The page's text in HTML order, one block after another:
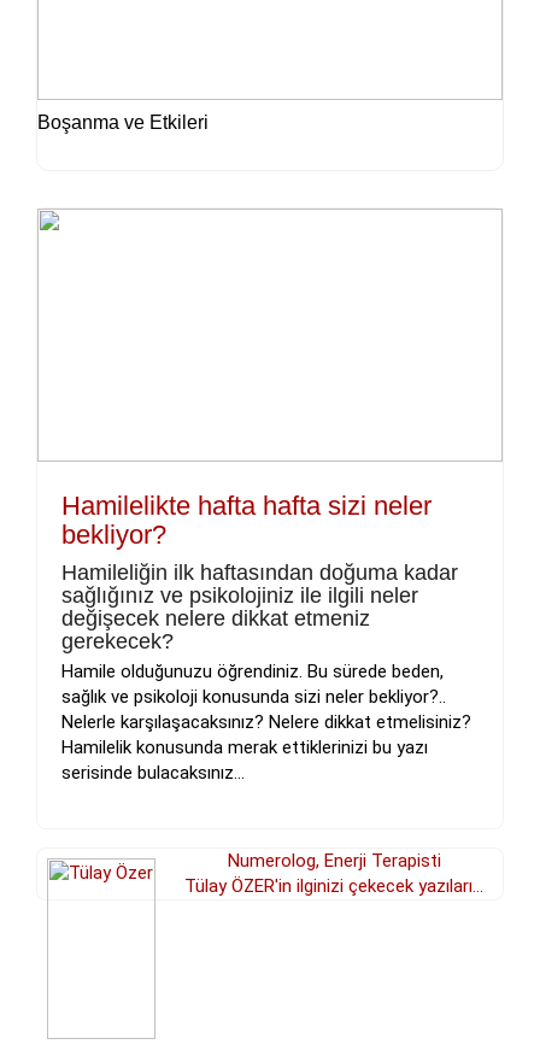
Boşanma ve Etkileri
Hamilelikte hafta hafta sizi neler
bekliyor?
Hamileliğin ilk haftasından doğuma kadar
sağlığınız ve psikolojiniz ile ilgili neler
değişecek nelere dikkat etmeniz
gerekecek?
Hamile olduğunuzu öğrendiniz. Bu sürede beden,
sağlık ve psikoloji konusunda sizi neler bekliyor?..
Nelerle karşılaşacaksınız? Nelere dikkat etmelisiniz?
Hamilelik konusunda merak ettiklerinizi bu yazı
serisinde bulacaksınız...
Numerolog, Enerji Terapisti
Tülay ÖZER'in ilginizi çekecek yazıları...